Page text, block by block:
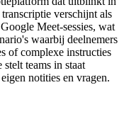
verschijnt als
Meet-sessies, wat
waarbij deelnemers
of complexe instructies
teams in staat
notities en vragen.